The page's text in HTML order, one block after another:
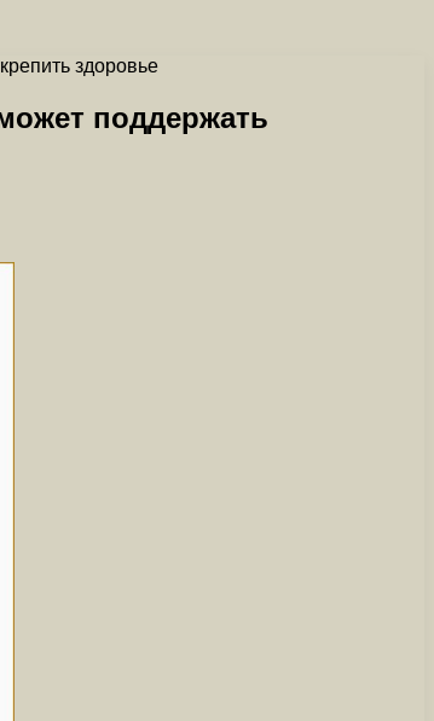
здоровье
поддержать